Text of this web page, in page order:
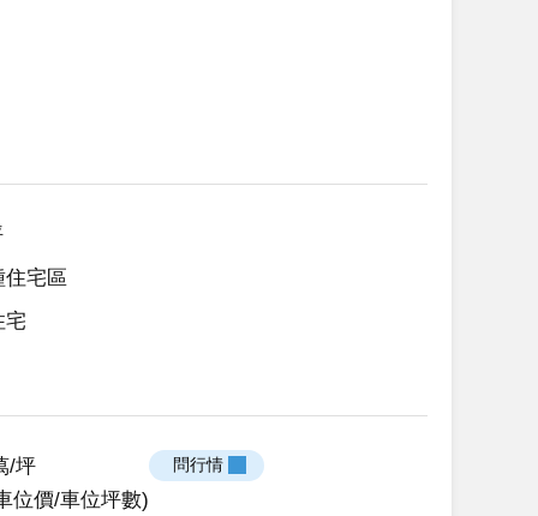
住宅區
宅
/坪
位價/車位坪數)
問行情